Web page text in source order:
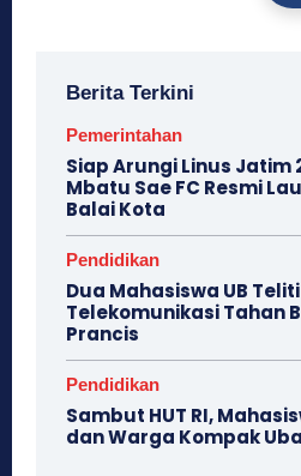
Berita Terkini
Pemerintahan
Siap Arungi Linus Jatim
Mbatu Sae FC Resmi
Balai Kota
Pendidikan
Dua Mahasiswa UB
Telekomunikasi Tahan
Prancis
Pendidikan
Sambut HUT RI,
dan Warga Kompak